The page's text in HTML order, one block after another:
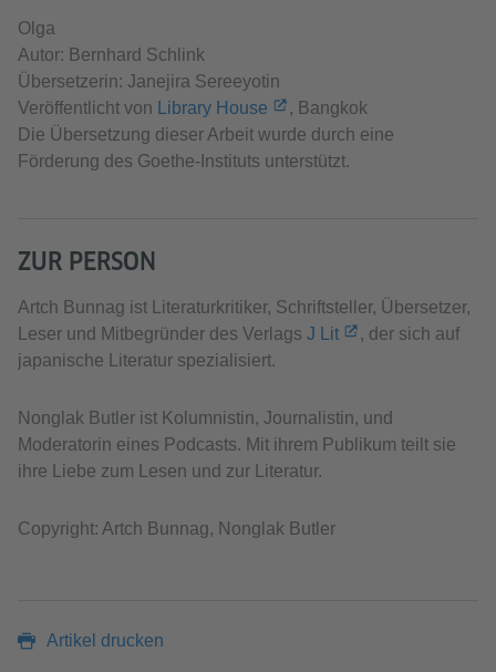
Olga
Autor: Bernhard Schlink
Übersetzerin: Janejira Sereeyotin
Veröffentlicht von Library House
, Bangkok
Die Übersetzung dieser Arbeit wurde durch eine
Förderung des Goethe-Instituts unterstützt.
ZUR PERSON
Artch Bunnag ist Literaturkritiker, Schriftsteller, Übersetzer,
Leser und Mitbegründer des Verlags J Lit
, der sich auf
japanische Literatur spezialisiert.
Nonglak Butler ist Kolumnistin, Journalistin, und
Moderatorin eines Podcasts. Mit ihrem Publikum teilt sie
ihre Liebe zum Lesen und zur Literatur.
Copyright: Artch Bunnag, Nonglak Butler
Artikel drucken